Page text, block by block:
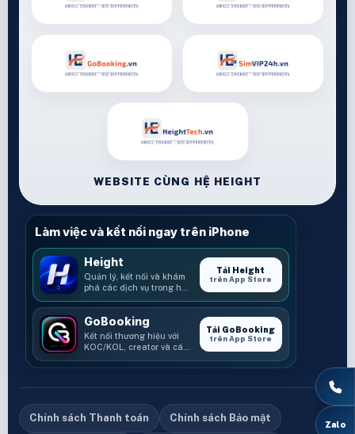
WEBSITE CÙNG HỆ HEIGHT
Làm việc và kết nối ngay trên iPhone
Height
Quản lý, kết nối và khám
phá các dịch vụ trong hệ
Tải Height
trên App Store
GoBooking
Kết nối thương hiệu với
KOC/KOL, creator và các
Tải GoBooking
trên App Store
Chính sách Thanh toán Chính sách Bảo mật